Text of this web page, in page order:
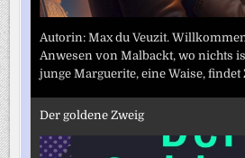
Autorin: Max du Veuzit.
Anwesen von Malbackt, wo nichts
junge Marguerite, eine Waise, findet
Der goldene Zweig